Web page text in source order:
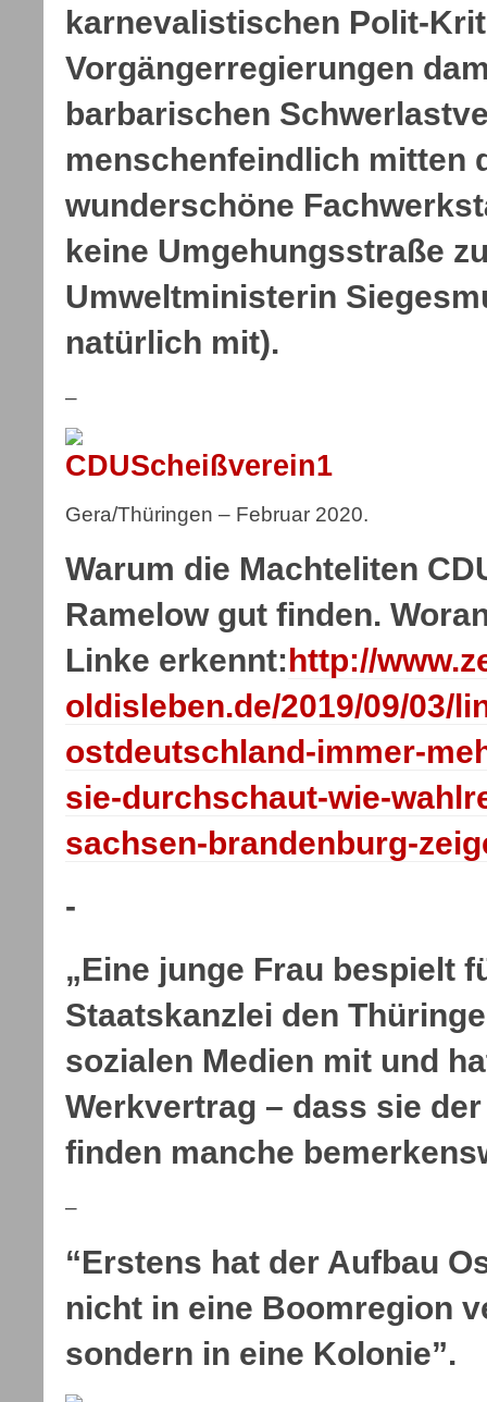
karnevalistischen Polit-
Vorgängerregierungen
barbarischen
menschenfeindlich mitten
wunderschöne
keine Umgehungsstraße
Umweltministerin
natürlich mit).
–
Gera/Thüringen – Februar 2020.
Warum die Machteliten
Ramelow gut finden.
Linke erkennt:http://
oldisleben.de/2019/09/03/
ostdeutschland-immer-
sie-durchschaut-wie-
sachsen-brandenburg-
-
„Eine junge Frau bespielt
Staatskanzlei den
sozialen Medien mit und
Werkvertrag – dass sie
finden manche
–
“Erstens hat der Aufbau
nicht in eine Boomregion
sondern in eine Kolonie”.